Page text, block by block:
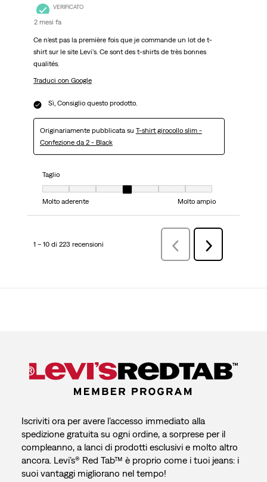
VERIFICATO
2 mesi fa
Ce n'est pas la première fois que je commande un lot de t-
shirt sur le site Levi's. Ce sont des t-shirts de très bonnes
qualités.
Traduci con Google
Sì, Consiglio questo prodotto.
Originariamente pubblicata su T-shirt girocollo slim -
Confezione da 2 - Black
Taglio
Taglio, 4 su 7, dove 1 è uguale a Molto aderente e 7 è uguale a Molto
Molto aderente
Molto ampio
1 – 10 di 223 recensioni Precedenterecensioni
Successiva
recensioni
Iscriviti ora per avere l’accesso immediato alla
spedizione gratuita su ogni ordine, a sorprese per il
compleanno, a lanci di prodotti esclusivi e molto altro
ancora. Levi’s® Red Tab™ è proprio come i tuoi jeans: i
suoi vantaggi migliorano nel tempo!